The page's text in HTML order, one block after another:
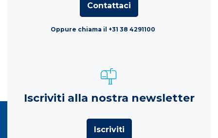
Contattaci
Oppure chiama il +31 38 4291100
Iscriviti alla nostra newsletter
Iscriviti